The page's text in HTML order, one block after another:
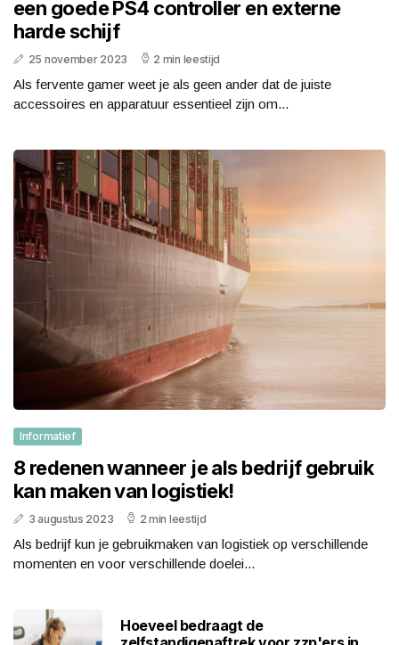
een goede PS4 controller en externe
harde schijf
25 november 2023 2 min leestijd
Als fervente gamer weet je als geen ander dat de juiste
accessoires en apparatuur essentieel zijn om...
Informatief
8 redenen wanneer je als bedrijf gebruik
kan maken van logistiek!
3 augustus 2023 2 min leestijd
Als bedrijf kun je gebruikmaken van logistiek op verschillende
momenten en voor verschillende doelei...
Hoeveel bedraagt de